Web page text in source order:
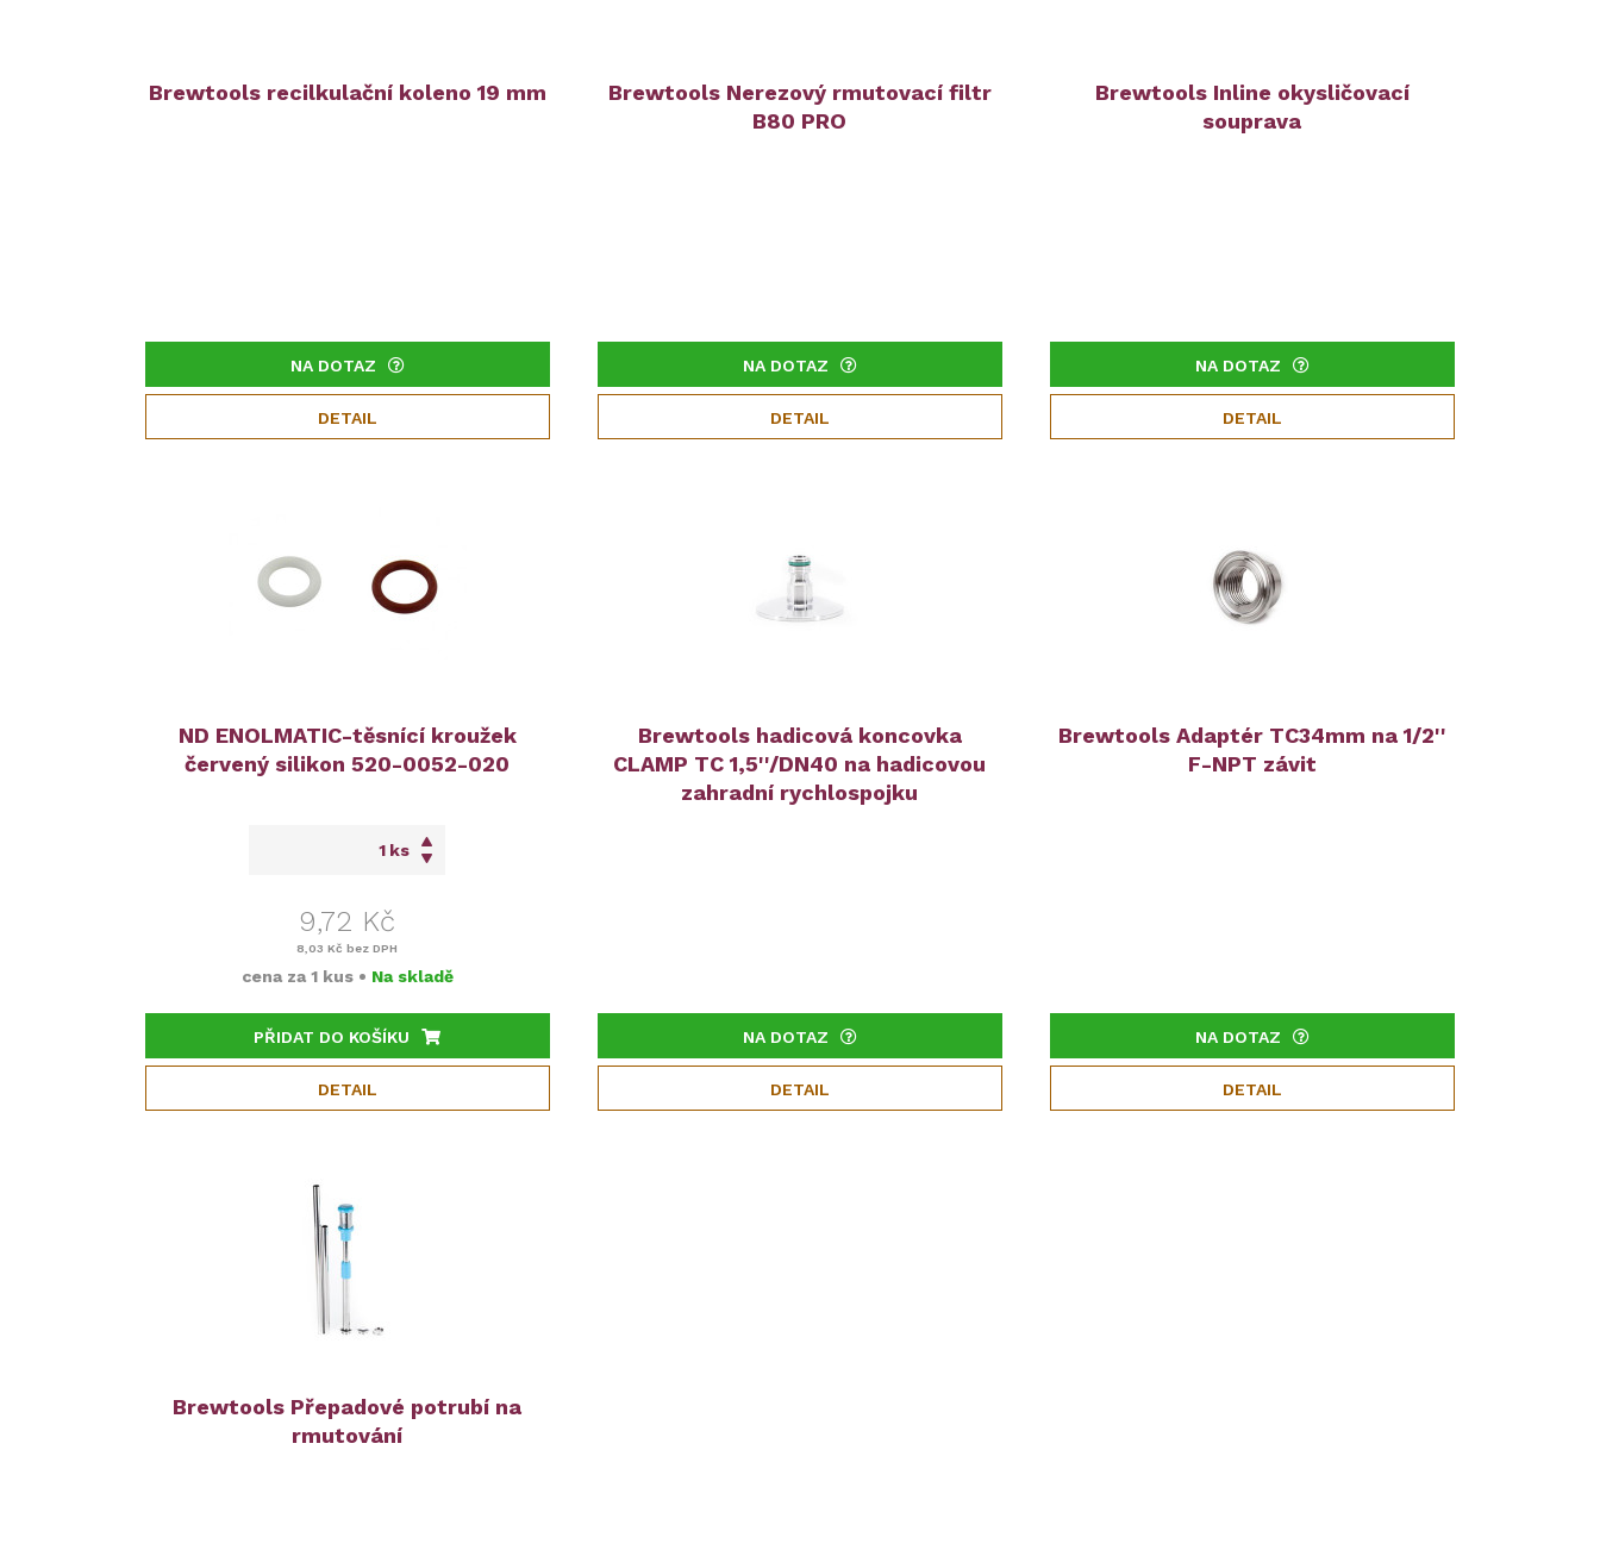
Brewtools recilkulační koleno 19 mm
NA DOTAZ
DETAIL
Brewtools Nerezový rmutovací filtr
B80 PRO
NA DOTAZ
DETAIL
Brewtools Inline okysličovací
souprava
NA DOTAZ
DETAIL
ND ENOLMATIC-těsnící kroužek
červený silikon 520-0052-020
ks
9,72 Kč
8,03 Kč bez DPH
cena za 1 kus • Na skladě
PŘIDAT DO KOŠÍKU
DETAIL
Brewtools hadicová koncovka
CLAMP TC 1,5''/DN40 na hadicovou
zahradní rychlospojku
NA DOTAZ
DETAIL
Brewtools Adaptér TC34mm na 1/2''
F-NPT závit
NA DOTAZ
DETAIL
Brewtools Přepadové potrubí na
rmutování